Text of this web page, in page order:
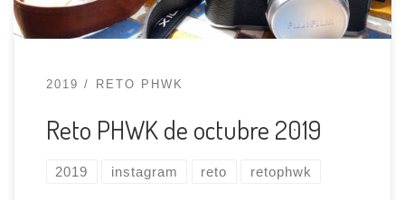
2019 RETO PHWK
Reto PHWK de octubre 2019
2019 instagram reto retophwk